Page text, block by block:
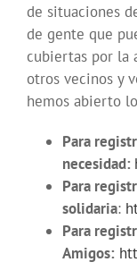
de situaciones
de gente que
cubiertas por la
otros vecinos y
hemos abierto
Para
necesidad:
Para
solidaria:
Para
Amigos: